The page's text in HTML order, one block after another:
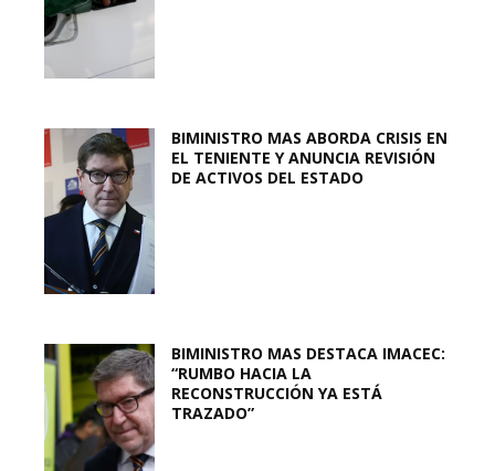
BIMINISTRO MAS ABORDA CRISIS EN
EL TENIENTE Y ANUNCIA REVISIÓN
DE ACTIVOS DEL ESTADO
BIMINISTRO MAS DESTACA IMACEC:
“RUMBO HACIA LA
RECONSTRUCCIÓN YA ESTÁ
TRAZADO”